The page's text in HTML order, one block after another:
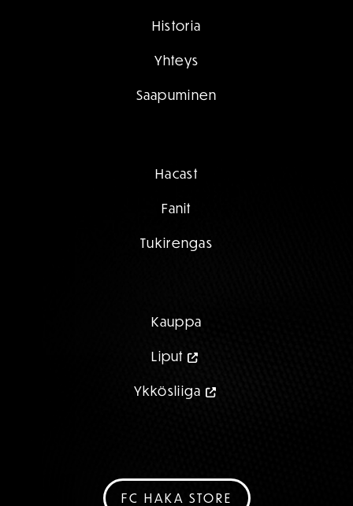
Historia
Yhteys
Saapuminen
Hacast
Fanit
Tukirengas
Kauppa
Liput
Ykkösliiga
FC HAKA STORE